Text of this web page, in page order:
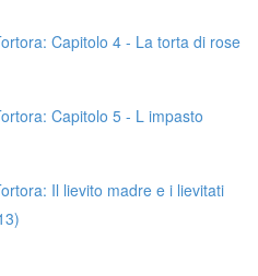
Capitolo 4 - La torta di rose
Capitolo 5 - L impasto
Il lievito madre e i lievitati